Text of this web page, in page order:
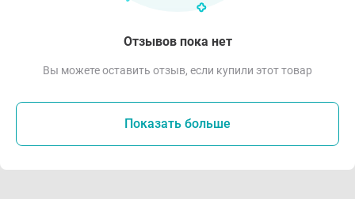
Отзывов пока нет
Вы можете оставить отзыв, если купили этот товар
Показать больше